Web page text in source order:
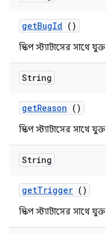
getBugId ()
স্কিপ স্ট্যাটাসের সাথে
String
getReason ()
স্কিপ স্ট্যাটাসের সাথে
String
getTrigger ()
স্কিপ স্ট্যাটাসের সাথে